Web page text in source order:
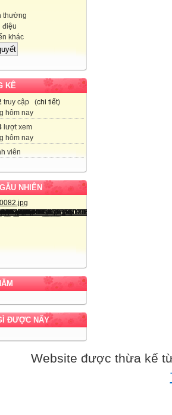
thường
khác
KÊ
truy cập (chi tiết)
hôm nay
lượt xem
hôm nay
viên
NHIÊN
ĐƯỢC NẤY
Website được thừa kế